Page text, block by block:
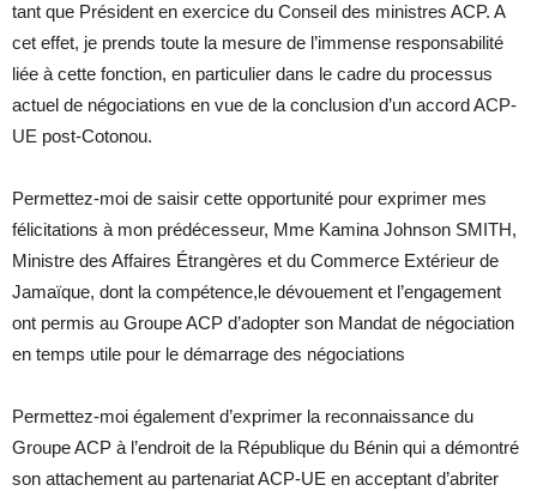
tant que Président en exercice du Conseil des ministres ACP. A
cet effet, je prends toute la mesure de l’immense responsabilité
liée à cette fonction, en particulier dans le cadre du processus
actuel de négociations en vue de la conclusion d’un accord ACP-
UE post-Cotonou.
Permettez-moi de saisir cette opportunité pour exprimer mes
félicitations à mon prédécesseur, Mme Kamina Johnson SMITH,
Ministre des Affaires Étrangères et du Commerce Extérieur de
Jamaïque, dont la compétence,le dévouement et l’engagement
ont permis au Groupe ACP d’adopter son Mandat de négociation
en temps utile pour le démarrage des négociations
Permettez-moi également d’exprimer la reconnaissance du
Groupe ACP à l’endroit de la République du Bénin qui a démontré
son attachement au partenariat ACP-UE en acceptant d’abriter